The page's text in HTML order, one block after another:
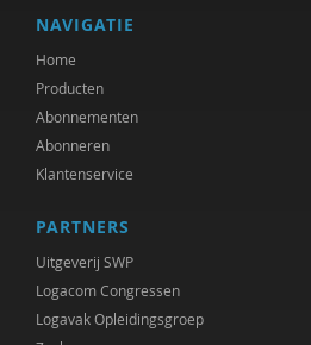
Frans Bieckmann
Desirée Bierlaagh
Gert Biesta
Tannelie Blom
NAVIGATIE
Home
Producten
Abonnementen
Abonneren
Klantenservice
PARTNERS
Uitgeverij SWP
Logacom Congressen
Logavak Opleidingsgroep